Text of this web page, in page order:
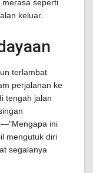
seperti
keluar.
terlambat
perjalanan ke
tengah jalan
ini
mengutuk diri
segalanya